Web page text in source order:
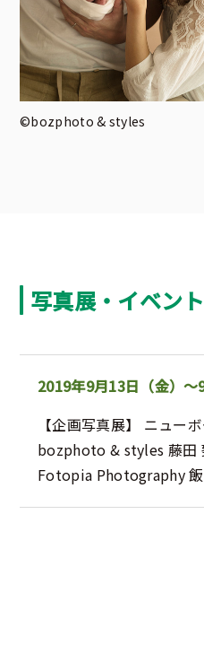
©bozphoto & styles
写真展・イベント
2019年9月13日（金）
【企画写真展】 ニュー
bozphoto & styles 藤田
Fotopia Photography